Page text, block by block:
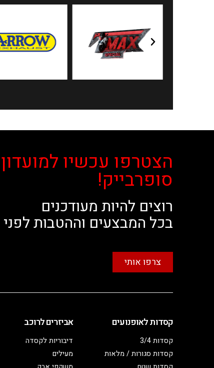
הצטרפו עכשיו
סופרבייק!
רוצים להיות מעודכנים
בכל המבצעים וההטבות לפני
צרפו אותי
קסדות לאופנועים
קסדות 3/4
קסדות סגורות / מלאות
אביזרים לרוכב
דיבוריות לקסדה
מעילים